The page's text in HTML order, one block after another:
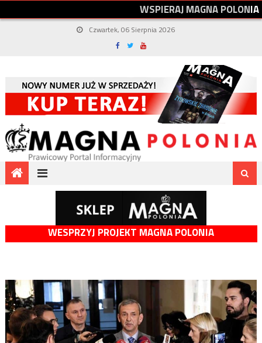
WSPIERAJMAGNAPOLONIA
Czwartek, 06 Sierpnia 2026
WESPRZYJ PROJEKT MAGNA POLONIA